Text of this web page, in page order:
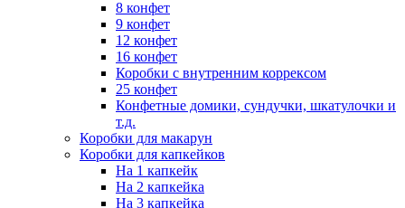
8 конфет
9 конфет
12 конфет
16 конфет
Коробки с внутренним коррексом
25 конфет
Конфетные домики, сундучки, шкатулочки и
т.д.
Коробки для макарун
Коробки для капкейков
На 1 капкейк
На 2 капкейка
На 3 капкейка